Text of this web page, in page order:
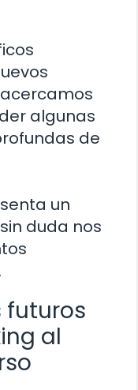
algunas
de
un
duda nos
futuros
al